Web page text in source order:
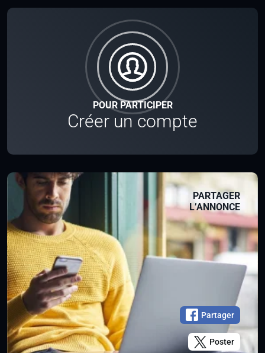
POUR PARTICIPER
Créer un compte
PARTAGER
L’ANNONCE
Partager
Poster